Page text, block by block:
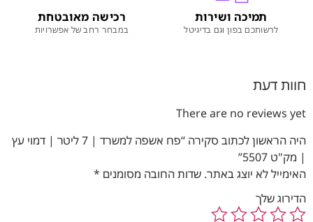
תמיכה ושירות
לרשותכם בפון וגם בדיגיטל
רכישה מאובטחת
במבחר רחב של אפשרויות
חוות דעת
There are no reviews yet
היה הראשון לכתוב סקירה “פח אשפה למשרד | 7 ליטר | דמוי עץ
| מק"ט 5507”
האימייל לא יוצג באתר. שדות החובה מסומנים *
הדירוג שלך